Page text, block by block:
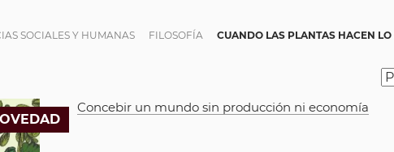
SOCIALES Y HUMANAS FILOSOFÍA CUANDO LAS PLANTAS HACEN
Concebir un mundo sin producción ni economía